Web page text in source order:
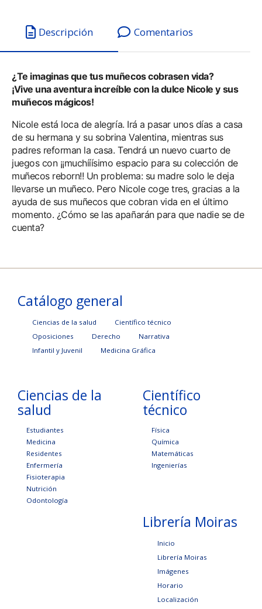
Descripción Comentarios
¿Te imaginas que tus muñecos cobrasen vida?
¡Vive una aventura increíble con la dulce Nicole y sus
muñecos mágicos!
Nicole está loca de alegría. Irá a pasar unos días a casa
de su hermana y su sobrina Valentina, mientras sus
padres reforman la casa. Tendrá un nuevo cuarto de
juegos con ¡¡muchííísimo espacio para su colección de
muñecos reborn!! Un problema: su madre solo le deja
llevarse un muñeco. Pero Nicole coge tres, gracias a la
ayuda de sus muñecos que cobran vida en el último
momento. ¿Cómo se las apañarán para que nadie se de
cuenta?
Catálogo general
Ciencias de la salud
Científico técnico
Oposiciones
Derecho
Narrativa
Infantil y Juvenil
Medicina Gráfica
Ciencias de la
salud
Estudiantes
Medicina
Residentes
Enfermería
Fisioterapia
Nutrición
Odontología
Científico
técnico
Física
Química
Matemáticas
Ingenierías
Librería Moiras
Inicio
Librería Moiras
Imágenes
Horario
Localización